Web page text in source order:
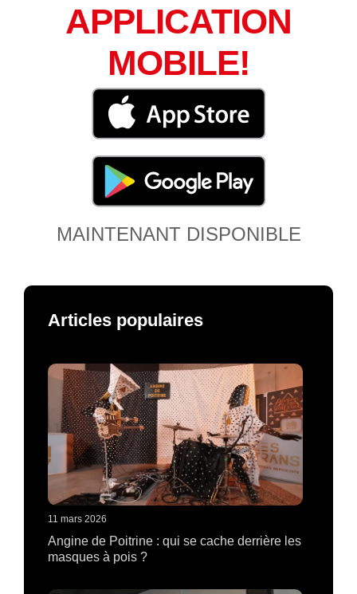
APPLICATION
MOBILE!
MAINTENANT DISPONIBLE
Articles populaires
11 mars 2026
Angine de Poitrine : qui se cache derrière les
masques à pois ?